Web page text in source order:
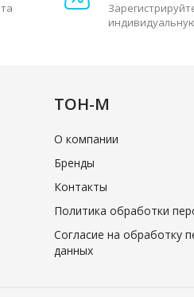
ТОН-М
О компании
Бренды
Контакты
Политика обработки
Согласие на обработку
данных